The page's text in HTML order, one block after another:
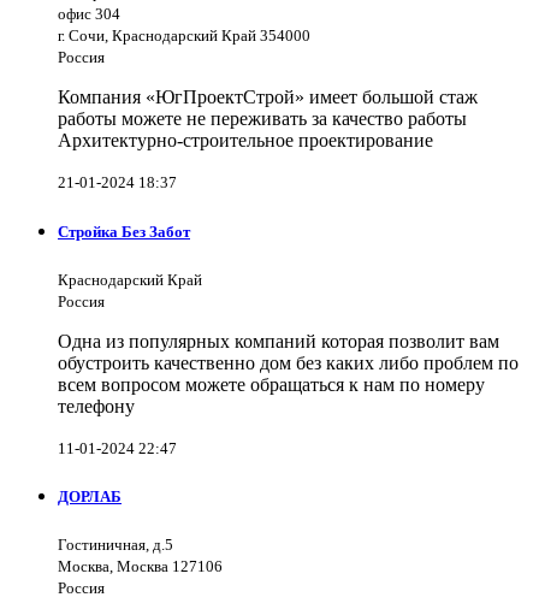
офис 304
г. Сочи, Краснодарский Край 354000
Россия
Компания «ЮгПроектСтрой» имеет большой стаж
работы можете не переживать за качество работы
Архитектурно-строительное проектирование
21-01-2024 18:37
Стройка Без Забот
Краснодарский Край
Россия
Одна из популярных компаний которая позволит вам
обустроить качественно дом без каких либо проблем по
всем вопросом можете обращаться к нам по номеру
телефону
11-01-2024 22:47
ДОРЛАБ
Гостиничная, д.5
Москва, Москва 127106
Россия